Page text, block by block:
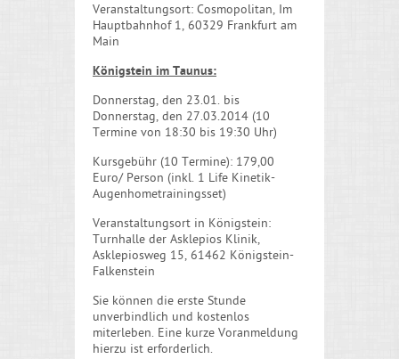
Veranstaltungsort: Cosmopolitan, Im
Hauptbahnhof 1, 60329 Frankfurt am
Main
Königstein im Taunus:
Donnerstag, den 23.01. bis
Donnerstag, den 27.03.2014 (10
Termine von 18:30 bis 19:30 Uhr)
Kursgebühr (10 Termine): 179,00
Euro/ Person (inkl. 1 Life Kinetik-
Augenhometrainingsset)
Veranstaltungsort in Königstein:
Turnhalle der Asklepios Klinik,
Asklepiosweg 15, 61462 Königstein-
Falkenstein
Sie können die erste Stunde
unverbindlich und kostenlos
miterleben. Eine kurze Voranmeldung
hierzu ist erforderlich.